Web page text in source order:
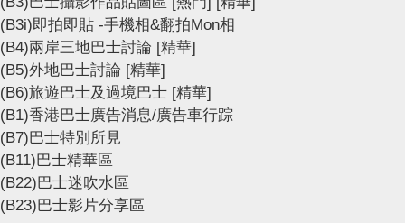
(B3i)即拍即貼 -手機相&翻拍Mon相
(B4)兩岸三地巴士討論 [精華]
(B5)外地巴士討論 [精華]
(B6)旅遊巴士及過境巴士 [精華]
(B1)香港巴士廣告消息/廣告車行踪
(B7)巴士特別所見
(B11)巴士精華區
(B22)巴士迷吹水區
(B23)巴士影片分享區